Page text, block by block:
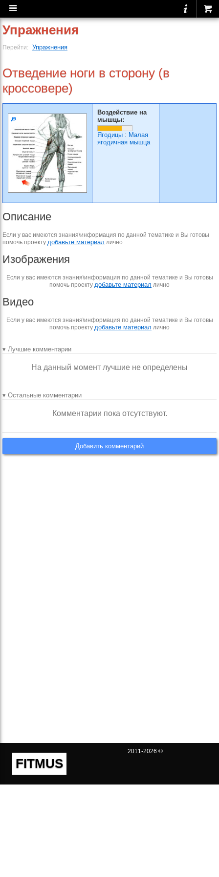
Упражнения
Перейти: Упражнения
Отведение ноги в сторону (в
кроссовере)
Воздействие на
мышцы:
Ягодицы : Малая
ягодичная мышца
Описание
Если у вас имеются знания\информация по данной тематике и Вы готовы
помочь проекту добавьте материал лично
Изображения
Если у вас имеются знания\информация по данной тематике и Вы готовы
помочь проекту добавьте материал лично
Видео
Если у вас имеются знания\информация по данной тематике и Вы готовы
помочь проекту добавьте материал лично
▾ Лучшие комментарии
На данный момент лучшие не определены
▾ Остальные комментарии
Комментарии пока отсутствуют.
Добавить комментарий
FITMUS
2011-2026 ©